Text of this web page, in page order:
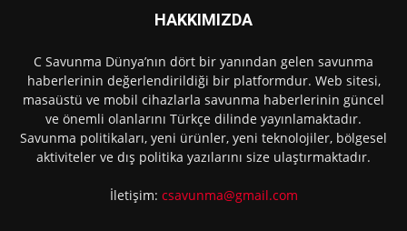
HAKKIMIZDA
C Savunma Dünya’nın dört bir yanından gelen savunma
haberlerinin değerlendirildiği bir platformdur. Web sitesi,
masaüstü ve mobil cihazlarla savunma haberlerinin güncel
ve önemli olanlarını Türkçe dilinde yayınlamaktadır.
Savunma politikaları, yeni ürünler, yeni teknolojiler, bölgesel
aktiviteler ve dış politika yazılarını size ulaştırmaktadır.
İletişim: csavunma@gmail.com